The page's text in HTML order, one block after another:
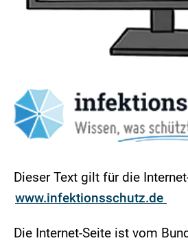
Dieser Text gilt für die
www.infektionsschutz.de
Die Internet-Seite ist vom